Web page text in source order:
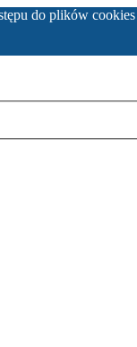
do plików